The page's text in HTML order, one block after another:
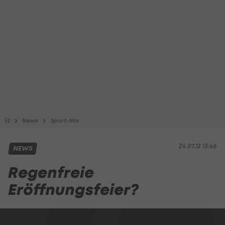
News Sport-Mix
24.07.12 13:46
NEWS
Regenfreie
Eröffnungsfeier?